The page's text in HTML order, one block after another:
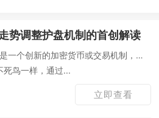
势调整护盘机制的首创解读
一个创新的加密货币或交易机制，核
死鸟一样，通过...
立即查看